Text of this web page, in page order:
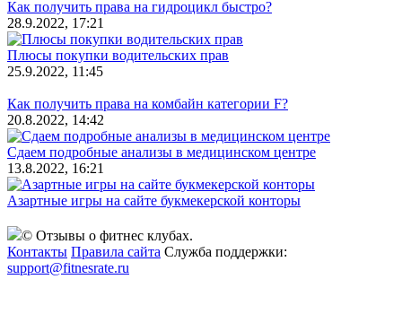
Как получить права на гидроцикл быстро?
28.9.2022, 17:21
Плюсы покупки водительских прав
25.9.2022, 11:45
Как получить права на комбайн категории F?
20.8.2022, 14:42
Сдаем подробные анализы в медицинском центре
13.8.2022, 16:21
Азартные игры на сайте букмекерской конторы
© Отзывы о фитнес клубах.
Контакты Правила сайта Служба поддержки:
support@fitnesrate.ru